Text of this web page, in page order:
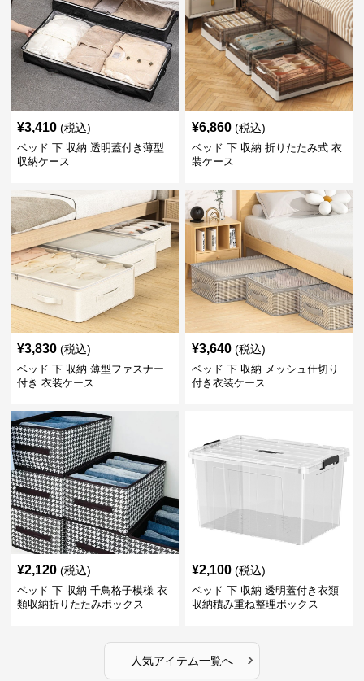
¥3,410 (税込)
ベッド 下 収納 透明蓋付き薄型
収納ケース
¥6,860 (税込)
ベッド 下 収納 折りたたみ式 衣
装ケース
¥3,830 (税込)
ベッド 下 収納 薄型ファスナー
付き 衣装ケース
¥3,640 (税込)
ベッド 下 収納 メッシュ仕切り
付き衣装ケース
¥2,120 (税込)
ベッド 下 収納 千鳥格子模様 衣
類収納折りたたみボックス
¥2,100 (税込)
ベッド 下 収納 透明蓋付き衣類
収納積み重ね整理ボックス
人気アイテム一覧へ ›